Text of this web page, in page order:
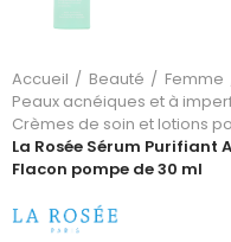
Accueil Beauté
Femme
Peaux acnéiques et à
Crèmes de soin et lotions
La Rosée Sérum
Flacon pompe de 30 ml